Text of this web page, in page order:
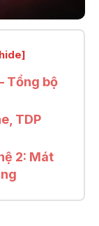
Tổng bộ
TDP
2: Mát